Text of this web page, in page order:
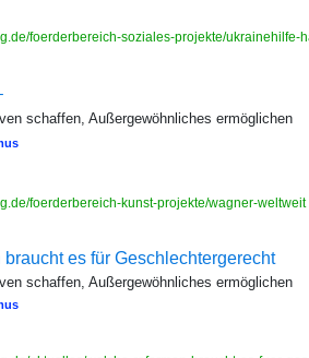
foerderbereich-soziales-projekte/ukrainehilfe-
schaffen, Außergewöhnliches ermöglichen
foerderbereich-kunst-projekte/wagner-weltweit
es für Geschlechtergerecht
schaffen, Außergewöhnliches ermöglichen